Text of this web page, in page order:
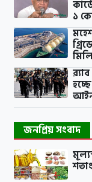
১
জনপ্রিয় সংবাদ